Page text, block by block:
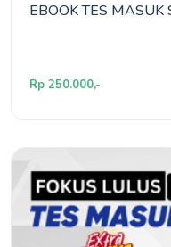
EBOOK TES
Rp 250.000,-